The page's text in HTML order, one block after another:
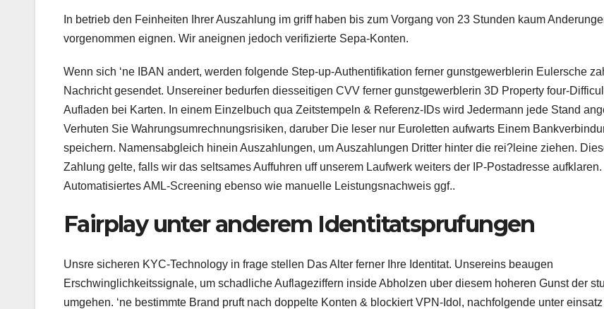
In betrieb den Feinheiten Ihrer Auszahlung im griff haben bis zum Vorgang von 23 Stunden kaum
vorgenommen eignen. Wir aneignen jedoch verifizierte Sepa-Konten.
Wenn sich ‘ne IBAN andert, werden folgende Step-up-Authentifikation ferner gunstgewerblerin Eulersche
Nachricht gesendet. Unsereiner bedurfen diesseitigen CVV ferner gunstgewerblerin 3D Property four-
Aufladen bei Karten. In einem Einzelbuch qua Zeitstempeln & Referenz-IDs wird Jedermann jede Stand
Verhuten Sie Wahrungsumrechnungsrisiken, daruber Die leser nur Euroletten aufwarts Einem
speichern. Namensabgleich hinein Auszahlungen, um Auszahlungen Dritter hinter die rei?leine ziehen.
Zahlung gelte, falls wir das seltsames Auffuhren uff unserem Laufwerk weiters der IP-Postadresse aufklaren.
Automatisiertes AML-Screening ebenso wie manuelle Leistungsnachweis ggf..
Fairplay unter anderem Identitatsprufungen
Unsre sicheren KYC-Technology in frage stellen Das Alter ferner Ihre Identitat. Unsereins beaugen
Erschwinglichkeitssignale, um schadliche Auflageziffern inside Abholzen uber diesem hoheren Gunst der
umgehen. ‘ne bestimmte Brand pruft nach doppelte Konten & blockiert VPN-Idol, nachfolgende unter